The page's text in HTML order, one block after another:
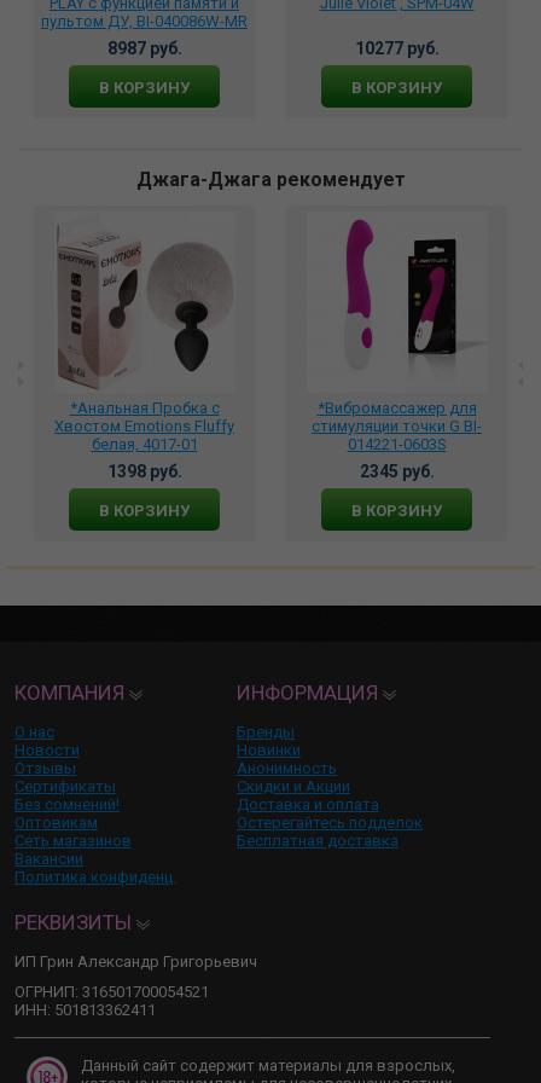
пультом ДУ, BI-040086W-MR
8987 руб.
В КОРЗИНУ
10277 руб.
В КОРЗИНУ
Джага-Джага рекомендует
*Анальная Пробка с
Хвостом Emotions Fluffy
белая, 4017-01
1398 руб.
В КОРЗИНУ
*Вибромассажер для
стимуляции точки G BI-
014221-0603S
2345 руб.
В КОРЗИНУ
КОМПАНИЯ
О нас
Новости
Отзывы
Сертификаты
Без сомнений!
Оптовикам
Сеть магазинов
Вакансии
Политика конфиденц.
ИНФОРМАЦИЯ
Бренды
Новинки
Анонимность
Скидки и Акции
Доставка и оплата
Остерегайтесь подделок
Бесплатная доставка
РЕКВИЗИТЫ
ИП Грин Александр Григорьевич
ОГРНИП: 316501700054521
ИНН: 501813362411
Данный сайт содержит материалы для взрослых,